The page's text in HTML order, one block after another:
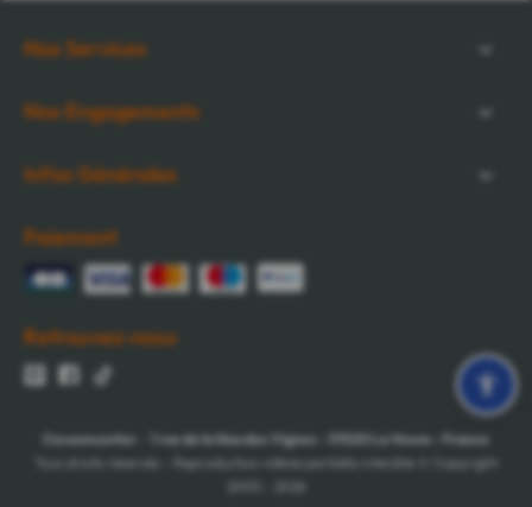
Nos Services
Nos Engagements
Infos Générales
Paiement
Retrouvez-nous
Cocooncenter 1 rue de la Nau des Vignes La Veuve
France
Tous droits réservés - Reproduction même partielle interdite © Copyright